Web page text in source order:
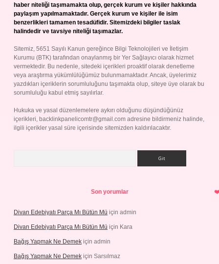
haber niteliği taşımamakta olup, gerçek kurum ve kişiler hakkında
paylaşım yapılmamaktadır. Gerçek kurum ve kişiler ile isim
benzerlikleri tamamen tesadüfidir. Sitemizdeki bilgiler taslak
halindedir ve tavsiye niteliği taşımazlar.
Sitemiz, 5651 Sayılı Kanun gereğince Bilgi Teknolojileri ve İletişim
Kurumu (BTK) tarafından onaylanmış bir Yer Sağlayıcı olarak hizmet
vermektedir. Bu nedenle, sitedeki içerikleri proaktif olarak denetleme
veya araştırma yükümlülüğümüz bulunmamaktadır. Ancak, üyelerimiz
yazdıkları içeriklerin sorumluluğunu taşımakta olup, siteye üye olarak bu
sorumluluğu kabul etmiş sayılırlar.
Hukuka ve yasal düzenlemelere aykırı olduğunu düşündüğünüz
içerikleri, backlinkpanelicomtr@gmail.com adresine bildirmeniz halinde,
ilgili içerikler yasal süre içerisinde sitemizden kaldırılacaktır.
Son yorumlar
Divan Edebiyatı Parça Mı Bütün Mü için admin
Divan Edebiyatı Parça Mı Bütün Mü için Kara
Bağış Yapmak Ne Demek için admin
Bağış Yapmak Ne Demek için Sarsılmaz